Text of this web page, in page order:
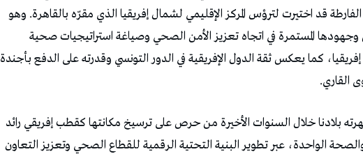
قد اختيرت لترؤس المركز الإقليمي لشمال إفريقيا الذي مقرّه بالقاهرة. وهو
وجهودها المستمرة في اتجاه تعزيز الأمن الصحي وصياغة استراتيجيات صحية
كما يعكس ثقة الدول الإفريقية في الدور التونسي وقدرته على الدفع بأجندة
القاري.
بلادنا خلال السنوات الأخيرة من حرص على ترسيخ مكانتها كقطب إفريقي رائد
الواحدة، عبر تطوير البنية التحتية الرقمية للقطاع الصحي وتعزيز التعاون